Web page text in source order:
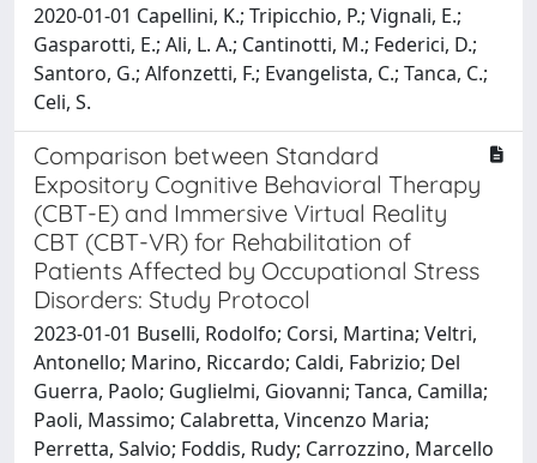
2020-01-01 Capellini, K.; Tripicchio, P.; Vignali, E.;
Gasparotti, E.; Ali, L. A.; Cantinotti, M.; Federici, D.;
Santoro, G.; Alfonzetti, F.; Evangelista, C.; Tanca, C.;
Celi, S.
Comparison between Standard
Expository Cognitive Behavioral Therapy
(CBT-E) and Immersive Virtual Reality
CBT (CBT-VR) for Rehabilitation of
Patients Affected by Occupational Stress
Disorders: Study Protocol
2023-01-01 Buselli, Rodolfo; Corsi, Martina; Veltri,
Antonello; Marino, Riccardo; Caldi, Fabrizio; Del
Guerra, Paolo; Guglielmi, Giovanni; Tanca, Camilla;
Paoli, Massimo; Calabretta, Vincenzo Maria;
Perretta, Salvio; Foddis, Rudy; Carrozzino, Marcello